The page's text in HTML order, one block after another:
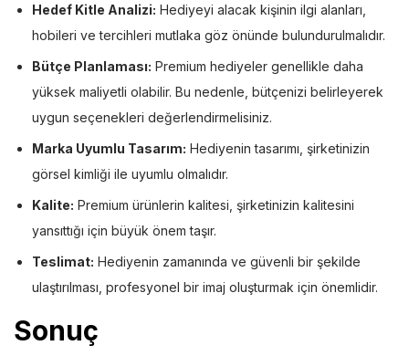
Hedef Kitle Analizi: Hediyeyi alacak kişinin ilgi alanları,
hobileri ve tercihleri mutlaka göz önünde bulundurulmalıdır.
Bütçe Planlaması: Premium hediyeler genellikle daha
yüksek maliyetli olabilir. Bu nedenle, bütçenizi belirleyerek
uygun seçenekleri değerlendirmelisiniz.
Marka Uyumlu Tasarım: Hediyenin tasarımı, şirketinizin
görsel kimliği ile uyumlu olmalıdır.
Kalite: Premium ürünlerin kalitesi, şirketinizin kalitesini
yansıttığı için büyük önem taşır.
Teslimat: Hediyenin zamanında ve güvenli bir şekilde
ulaştırılması, profesyonel bir imaj oluşturmak için önemlidir.
Sonuç